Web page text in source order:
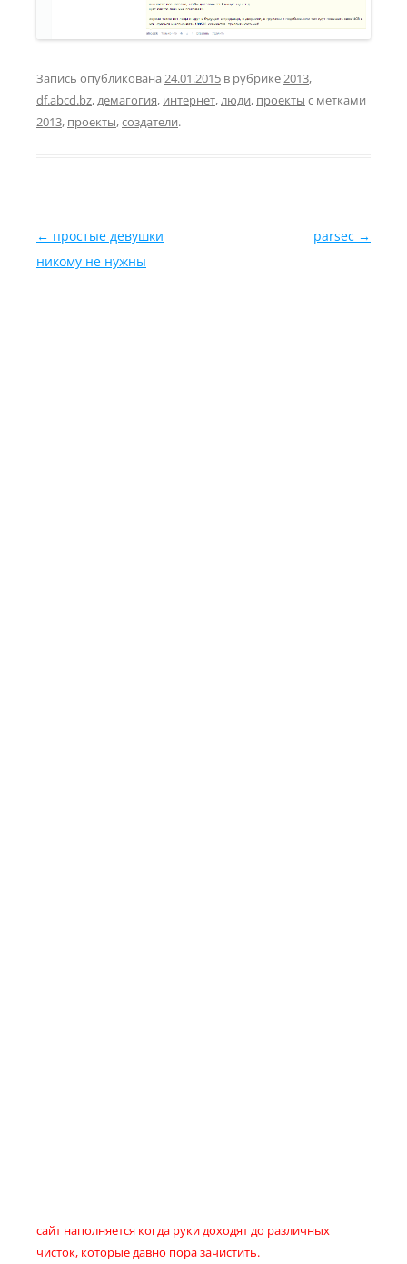
Запись опубликована 24.01.2015 в рубрике 2013,
df.abcd.bz, демагогия, интернет, люди, проекты с метками
2013, проекты,создатели.
Навигация по записям
← простые девушки
никому не нужны
parsec →
сайт наполняется когда руки доходят до различных
чисток, которые давно пора зачистить.